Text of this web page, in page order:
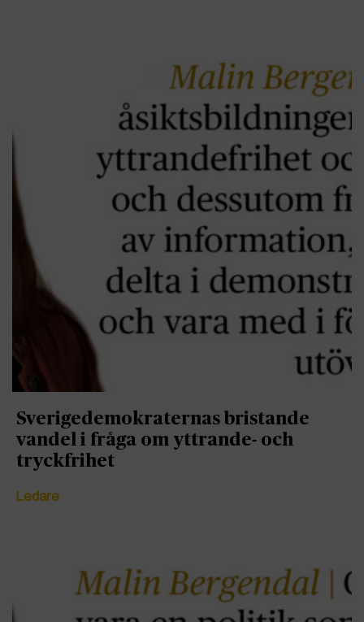
Sverigedemokraternas bristande
vandel i fråga om yttrande- och
tryckfrihet
Ledare